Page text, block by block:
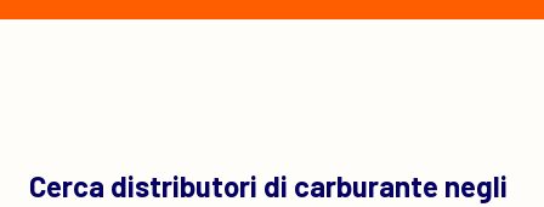
Cerca distributori di carburante negli